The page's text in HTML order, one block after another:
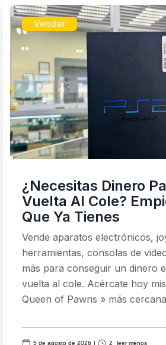
Vender
¿Necesitas Dinero
Vuelta Al Cole?
Que Ya Tienes
Vende aparatos electrónicos,
herramientas, consolas de
más para conseguir un dinero
vuelta al cole. Acércate hoy
Queen of Pawns » más
5 de agosto de 2026 2 leer menos